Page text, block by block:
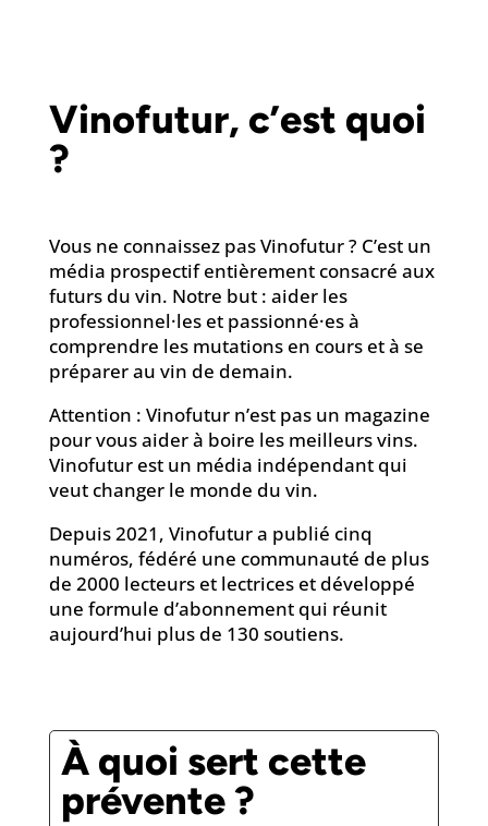
Vinofutur, c’est quoi
?
Vous ne connaissez pas Vinofutur ? C’est un
média prospectif entièrement consacré aux
futurs du vin. Notre but : aider les
professionnel·les et passionné·es à
comprendre les mutations en cours et à se
préparer au vin de demain.
Attention : Vinofutur n’est pas un magazine
pour vous aider à boire les meilleurs vins.
Vinofutur est un média indépendant qui
veut changer le monde du vin.
Depuis 2021, Vinofutur a publié cinq
numéros, fédéré une communauté de plus
de 2000 lecteurs et lectrices et développé
une formule d’abonnement qui réunit
aujourd’hui plus de 130 soutiens.
À quoi sert cette
prévente ?